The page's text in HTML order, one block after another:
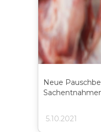
Neue
5.10.2021